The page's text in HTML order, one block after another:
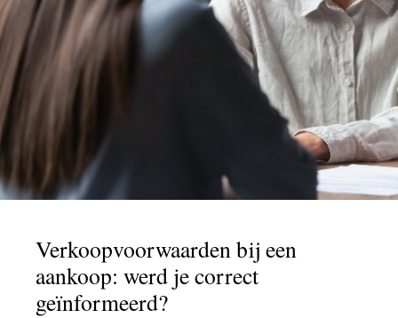
Verkoopvoorwaarden bij een
aankoop: werd je correct
geïnformeerd?